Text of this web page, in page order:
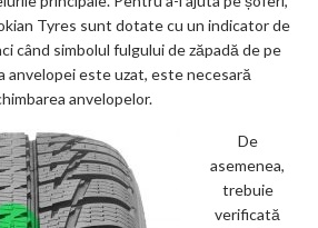
Tyres sunt dotate cu un indicator de
când simbolul fulgului de zăpadă de pe
anvelopei este uzat, este necesară
anvelopelor.
De
asemenea,
trebuie
verificată